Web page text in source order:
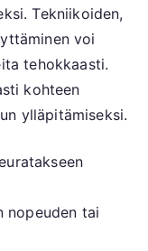
Tekniikoiden,
voi
tehokkaasti.
kohteen
ylläpitämiseksi.
nopeuden tai